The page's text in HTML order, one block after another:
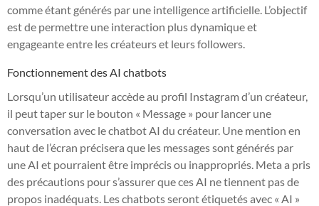
comme étant générés par une intelligence artificielle. L’objectif
est de permettre une interaction plus dynamique et
engageante entre les créateurs et leurs followers.
Fonctionnement des AI chatbots
Lorsqu’un utilisateur accède au profil Instagram d’un créateur,
il peut taper sur le bouton « Message » pour lancer une
conversation avec le chatbot AI du créateur. Une mention en
haut de l’écran précisera que les messages sont générés par
une AI et pourraient être imprécis ou inappropriés. Meta a pris
des précautions pour s’assurer que ces AI ne tiennent pas de
propos inadéquats. Les chatbots seront étiquetés avec « AI »